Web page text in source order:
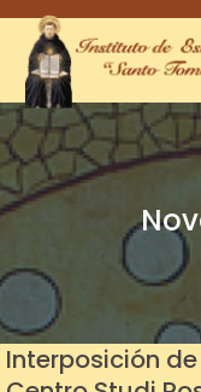
Interposición